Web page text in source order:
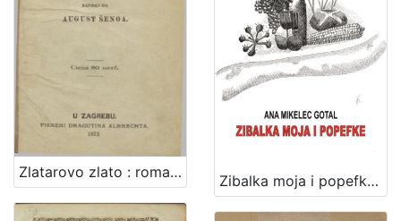
Zlatarovo zlato : roman iz prošlosti zagrebačke / napisao ga August Šenoa
Zibalka moja i popefke / Ana Mikelec Gotal